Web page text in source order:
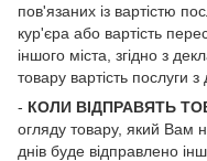
пов'язаних із вартістю
кур'єра або вартість
іншого міста, згідно з
товару вартість послуги
- КОЛИ ВІДПРАВЯТЬ
огляду товару, який Вам
днів буде відправлено